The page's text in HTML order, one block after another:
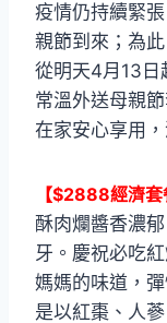
疫情仍持續緊
親節到來；為
從明天4月13日
常溫外送母親
在家安心享用
【$2888經濟套
酥肉爛醬香濃
牙。慶祝必吃
媽媽的味道，
是以紅棗、人